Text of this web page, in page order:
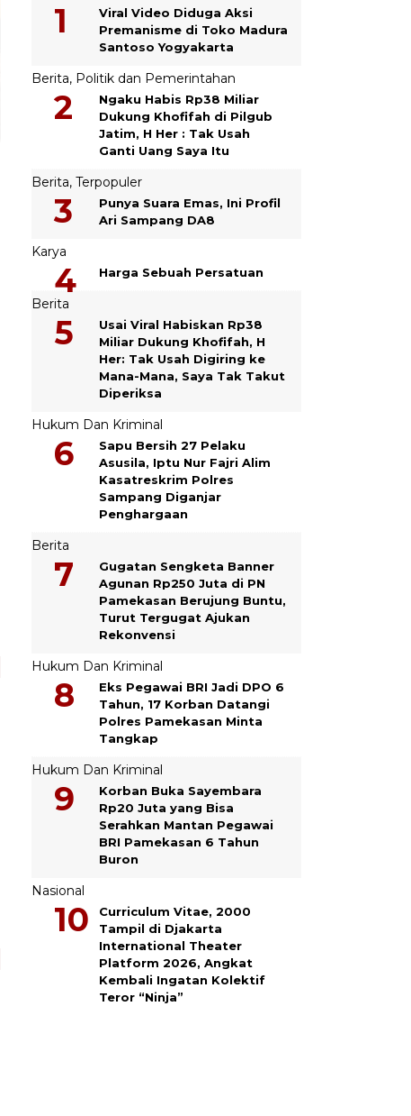
Viral Video Diduga Aksi
Premanisme di Toko Madura
Santoso Yogyakarta
Berita, Politik dan Pemerintahan
Ngaku Habis Rp38 Miliar
Dukung Khofifah di Pilgub
Jatim, H Her : Tak Usah
Ganti Uang Saya Itu
Berita, Terpopuler
Punya Suara Emas, Ini Profil
Ari Sampang DA8
Karya
Harga Sebuah Persatuan
Berita
Usai Viral Habiskan Rp38
Miliar Dukung Khofifah, H
Her: Tak Usah Digiring ke
Mana-Mana, Saya Tak Takut
Diperiksa
Hukum Dan Kriminal
Sapu Bersih 27 Pelaku
Asusila, Iptu Nur Fajri Alim
Kasatreskrim Polres
Sampang Diganjar
Penghargaan
Berita
Gugatan Sengketa Banner
Agunan Rp250 Juta di PN
Pamekasan Berujung Buntu,
Turut Tergugat Ajukan
Rekonvensi
Hukum Dan Kriminal
Eks Pegawai BRI Jadi DPO 6
Tahun, 17 Korban Datangi
Polres Pamekasan Minta
Tangkap
Hukum Dan Kriminal
Korban Buka Sayembara
Rp20 Juta yang Bisa
Serahkan Mantan Pegawai
BRI Pamekasan 6 Tahun
Buron
Nasional
Curriculum Vitae, 2000
Tampil di Djakarta
International Theater
Platform 2026, Angkat
Kembali Ingatan Kolektif
Teror “Ninja”